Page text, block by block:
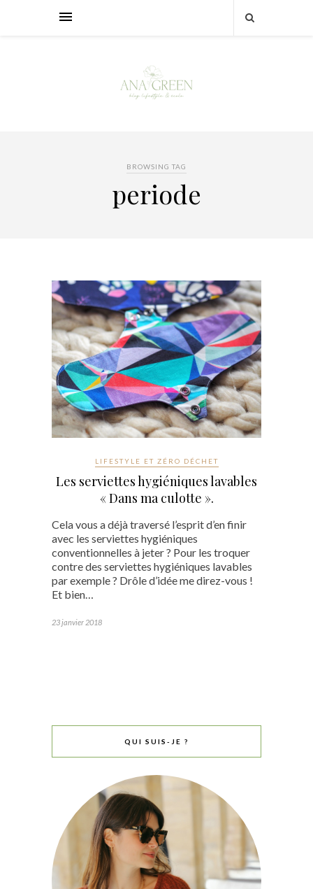
BROWSING TAG
periode
LIFESTYLE ET ZÉRO DÉCHET
Les serviettes hygiéniques lavables
« Dans ma culotte ».
Cela vous a déjà traversé l’esprit d’en finir
avec les serviettes hygiéniques
conventionnelles à jeter ? Pour les troquer
contre des serviettes hygiéniques lavables
par exemple ? Drôle d’idée me direz-vous !
Et bien…
23 janvier 2018
QUI SUIS-JE ?